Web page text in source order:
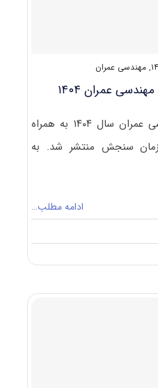
, مهندسی عمران
عمران ۱۴۰۴
سوالات آزمون دکتری مهندسی عمران سال ۱۴۰۴ به همراه
سنجش منتشر شد. به
ادامه مطلب…